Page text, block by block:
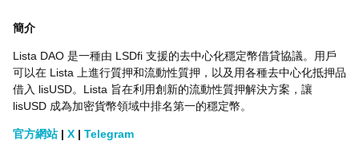
簡介
Lista DAO 是一種由 LSDfi 支援的去中心化穩定幣借貸協議。用戶
可以在 Lista 上進行質押和流動性質押，以及用各種去中心化抵押品
借入 lisUSD。Lista 旨在利用創新的流動性質押解決方案，讓
lisUSD 成為加密貨幣領域中排名第一的穩定幣。
官方網站 | X | Telegram